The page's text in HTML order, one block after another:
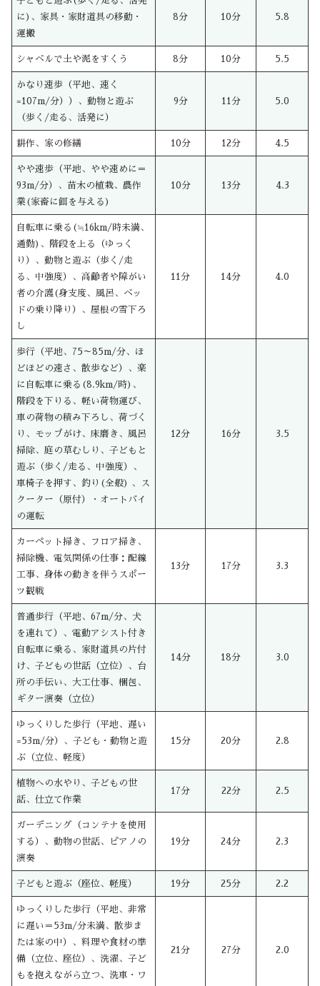
に)、家具・家財道具の移動・
運搬
8分 10分 5.8
シャベルで土や泥をすくう 8分 10分 5.5
かなり速歩（平地、速く
=107m/分））、動物と遊ぶ
（歩く/走る、活発に）
9分 11分 5.0
耕作、家の修繕 10分 12分 4.5
やや速歩（平地、やや速めに＝
93m/分）、苗木の植栽、農作
業(家畜に餌を与える)
10分 13分 4.3
自転車に乗る(≒16km/時未満、
通勤)、階段を上る（ゆっく
り）、動物と遊ぶ（歩く/走
る、中強度）、高齢者や障がい
者の介護(身支度、風呂、ベッ
ドの乗り降り）、屋根の雪下ろ
し
11分 14分 4.0
歩行（平地、75～85m/分、ほ
どほどの速さ、散歩など）、楽
に自転車に乗る(8.9km/時)、
階段を下りる、軽い荷物運び、
車の荷物の積み下ろし、荷づく
り、モップがけ、床磨き、風呂
掃除、庭の草むしり、子どもと
遊ぶ（歩く/走る、中強度）、
車椅子を押す、釣り(全般) 、ス
クーター（原付）・オートバイ
の運転
12分 16分 3.5
カーペット掃き、フロア掃き、
掃除機、電気関係の仕事：配線
工事、身体の動きを伴うスポー
ツ観戦
13分 17分 3.3
普通歩行（平地、67m/分、犬
を連れて）、電動アシスト付き
自転車に乗る、家財道具の片付
け、子どもの世話（立位）、台
所の手伝い、大工仕事、梱包、
ギター演奏（立位）
14分 18分 3.0
ゆっくりした歩行（平地、遅い
=53m/分）、子ども・動物と遊
ぶ（立位、軽度）
15分 20分 2.8
植物への水やり、子どもの世
話、仕立て作業
17分 22分 2.5
ガーデニング（コンテナを使用
する）、動物の世話、ピアノの
演奏
19分 24分 2.3
子どもと遊ぶ（座位、軽度） 19分 25分 2.2
ゆっくりした歩行（平地、非常
に遅い＝53m/分未満、散歩ま
たは家の中）、料理や食材の準
備（立位、座位）、洗濯、子ど
もを抱えながら立つ、洗車・ワ
21分 27分 2.0